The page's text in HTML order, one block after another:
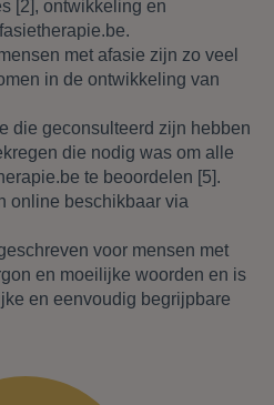
[2], ontwikkeling en
met afasie zijn zo veel
in de ontwikkeling van
die geconsulteerd zijn hebben
die nodig was om alle
te beoordelen [5].
online beschikbaar via
voor mensen met
en moeilijke woorden en is
en eenvoudig begrijpbare